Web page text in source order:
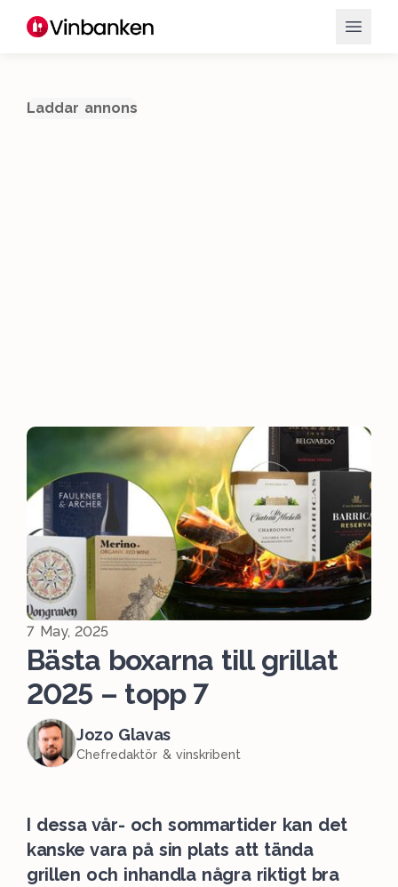
Laddar annons
7 May, 2025
Bästa boxarna till grillat
2025 – topp 7
Jozo Glavas
Chefredaktör & vinskribent
I dessa vår- och sommartider kan det
kanske vara på sin plats att tända
grillen och inhandla några riktigt bra